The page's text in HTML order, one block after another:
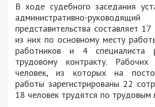
В ходе судебного заседания
административно-
представительства составляет 17
из них по основному месту
работников и 4 специалиста
трудовому контракту.
человек, из которых на
работы зарегистрированы 22
18 человек трудятся по трудовым